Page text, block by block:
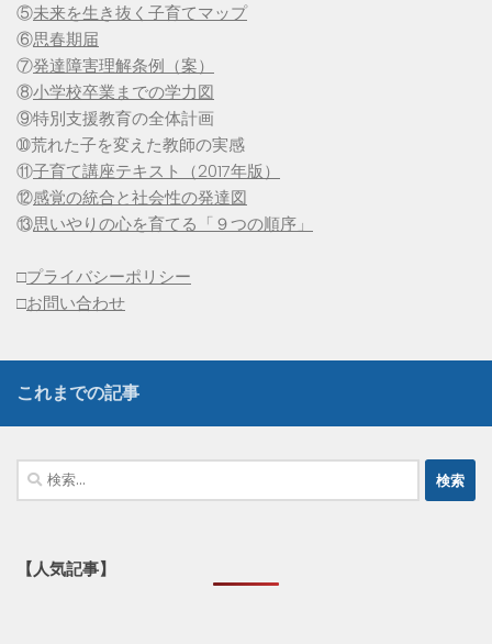
⑤未来を生き抜く子育てマップ
⑥思春期届
⑦発達障害理解条例（案）
⑧小学校卒業までの学力図
⑨特別支援教育の全体計画
➉荒れた子を変えた教師の実感
⑪子育て講座テキスト（2017年版）
⑫感覚の統合と社会性の発達図
⑬思いやりの心を育てる「９つの順序」
□プライバシーポリシー
□お問い合わせ
これまでの記事
検
索:
【人気記事】